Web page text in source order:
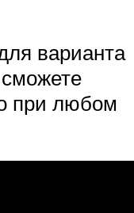
варианта
при любом